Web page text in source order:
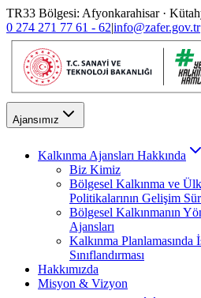
TR33 Bölgesi: Afyonkarahisar ·
0 274 271 77 61 - 62|info@zafer.gov.tr
Ajansımız
Kalkınma Ajansları Hakkında
Biz Kimiz
Bölgesel Kalkınma ve
Politikalarının Gelişim
Bölgesel Kalkınmanın
Ajansları
Kalkınma
Sınıflandırması
Hakkımızda
Misyon & Vizyon